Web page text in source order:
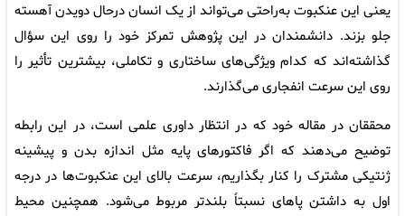
یعنی این عنکبوت به‌راحتی می‌تواند از یک انسان درحال دویدن آهسته
جلو بزند. دانشمندان در این پژوهش تمرکز خود را روی این سؤال
گذاشته‌اند که کدام ویژگی‌های ساختاری و تکاملی، بیشترین تأثیر را
روی این سرعت انفجاری می‌گذارند.
محققان در مقاله خود که در انتظار داوری علمی است، در این رابطه
توضیح می‌دهند که اگر فاکتورهای پایه مثل اندازه بدن و پیشینه
ژنتیکی مشترک را کنار بگذاریم، سرعت بالای این عنکبوت‌ها در درجه
اول به داشتن پاهای نسبتاً بلندتر مربوط می‌شود. همچنین محیط